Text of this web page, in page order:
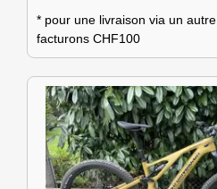
* pour une livraison via un
facturons CHF100